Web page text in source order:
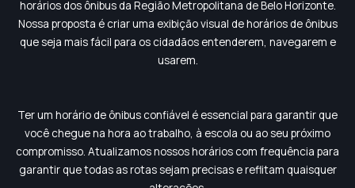
horários dos ônibus da Região Metropolitana de Belo Horizonte.
Nossa proposta é criar uma exibição visual de horários de ônibus
que seja mais fácil para os cidadãos entenderem, navegarem e
usarem.
Ter um horário de ônibus confiável é essencial para garantir que
você chegue na hora ao trabalho, à escola ou ao seu próximo
compromisso. Atualizamos nossos horários com frequência para
garantir que todas as rotas sejam precisas e reflitam quaisquer